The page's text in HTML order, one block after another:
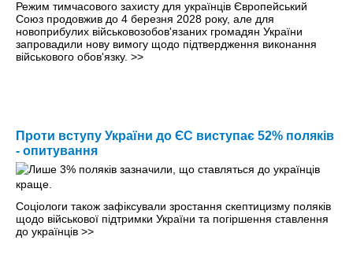
Режим тимчасового захисту для українців Європейський
Союз продовжив до 4 березня 2028 року, але для
новоприбулих військовозобов'язаних громадян України
запровадили нову вимогу щодо підтвердження виконання
військового обов'язку. >>
Проти вступу України до ЄС виступає 52% поляків
- опитування
Соціологи також зафіксували зростання скептицизму поляків
щодо військової підтримки України та погіршення ставлення
до українців >>